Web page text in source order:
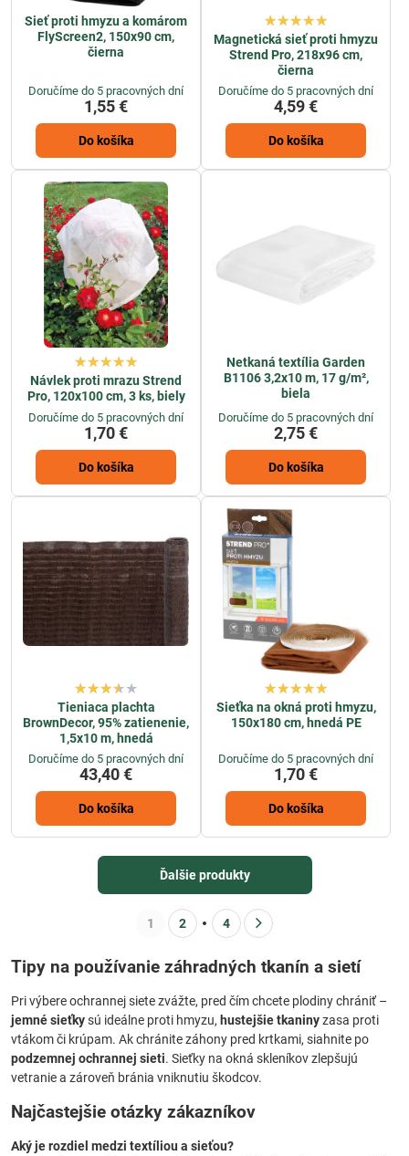
Sieť proti hmyzu a komárom
FlyScreen2, 150x90 cm,
čierna
Doručíme do 5 pracovných dní
1,55 €
Do košíka
Magnetická sieť proti hmyzu
Strend Pro, 218x96 cm,
čierna
Doručíme do 5 pracovných dní
4,59 €
Do košíka
Návlek proti mrazu Strend
Pro, 120x100 cm, 3 ks, biely
Doručíme do 5 pracovných dní
1,70 €
Do košíka
Netkaná textília Garden
B1106 3,2x10 m, 17 g/m²,
biela
Doručíme do 5 pracovných dní
2,75 €
Do košíka
Tieniaca plachta
BrownDecor, 95% zatienenie,
1,5x10 m, hnedá
Doručíme do 5 pracovných dní
43,40 €
Do košíka
Sieťka na okná proti hmyzu,
150x180 cm, hnedá PE
Doručíme do 5 pracovných dní
1,70 €
Do košíka
Ďalšie produkty
1 2 4
Tipy na používanie záhradných tkanín a sietí
Pri výbere ochrannej siete zvážte, pred čím chcete plodiny chrániť –
jemné sieťkysú ideálne proti hmyzu, hustejšie tkaninyzasa proti
vtákom či krúpam. Ak chránite záhony pred krtkami, siahnite po
podzemnej ochrannej sieti. Sieťky na okná skleníkov zlepšujú
vetranie a zároveň bránia vniknutiu škodcov.
Najčastejšie otázky zákazníkov
Aký je rozdiel medzi textíliou a sieťou?